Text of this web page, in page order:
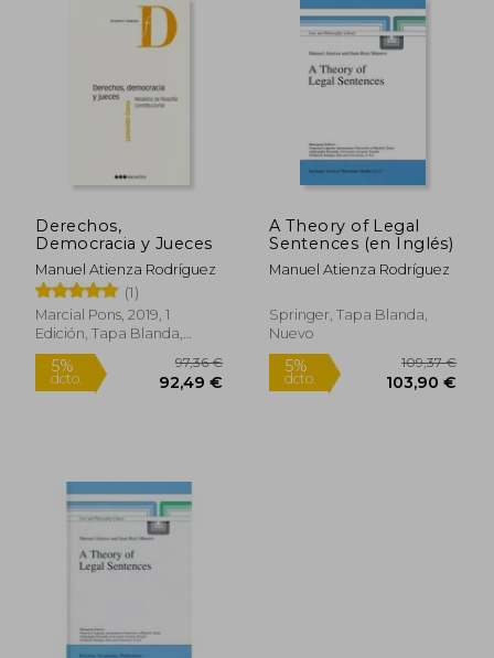
dcto. dcto.
Derechos,
Democracia y Jueces
Manuel Atienza Rodríguez
(1)
Marcial Pons, 2019, 1
Edición, Tapa Blanda,
Nuevo
A Theory of Legal
Sentences (en Inglés)
Manuel Atienza Rodríguez
Springer, Tapa Blanda,
Nuevo